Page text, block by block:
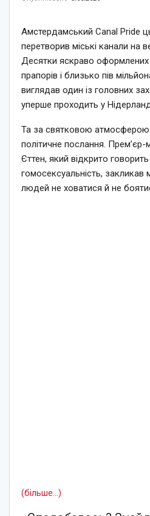
Амстердамський Canal Pride
перетворив міські канали на
Десятки яскраво оформлених
прапорів і близько пів
виглядав один із головних
уперше проходить у
Та за святковою атмосферою
політичне послання. Прем’єр-
Єттен, який відкрито
гомосексуальність,
людей не ховатися й не
(більше…)